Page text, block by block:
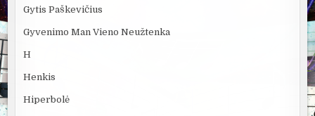
Gytis Paškevičius
Gyvenimo Man Vieno Neužtenka
H
Henkis
Hiperbolė